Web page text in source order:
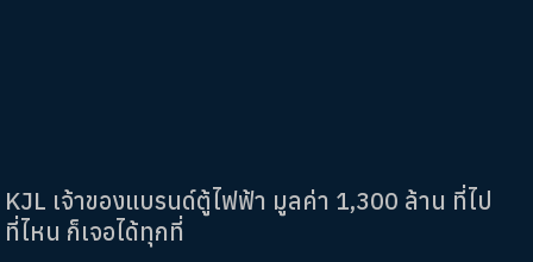
KJL เจ้าของแบรนด์ตู้ไฟฟ้า มูลค่า 1,300 ล้าน ที่ไป
ที่ไหน ก็เจอได้ทุกที่